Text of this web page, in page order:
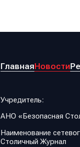
ГлавнаяНовости
Учредитель:
АНО «Безопасная
Наименование
Столичный Журнал